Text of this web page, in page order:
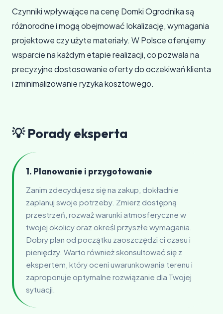
Czynniki wpływające na cenę Domki Ogrodnika są
różnorodne i mogą obejmować lokalizację, wymagania
projektowe czy użyte materiały. W Polsce oferujemy
wsparcie na każdym etapie realizacji, co pozwala na
precyzyjne dostosowanie oferty do oczekiwań klienta
i zminimalizowanie ryzyka kosztowego.
💡 Porady eksperta
1. Planowanie i przygotowanie
Zanim zdecydujesz się na zakup, dokładnie
zaplanuj swoje potrzeby. Zmierz dostępną
przestrzeń, rozważ warunki atmosferyczne w
twojej okolicy oraz określ przyszłe wymagania.
Dobry plan od początku zaoszczędzi ci czasu i
pieniędzy. Warto również skonsultować się z
ekspertem, który oceni uwarunkowania terenu i
zaproponuje optymalne rozwiązanie dla Twojej
sytuacji.